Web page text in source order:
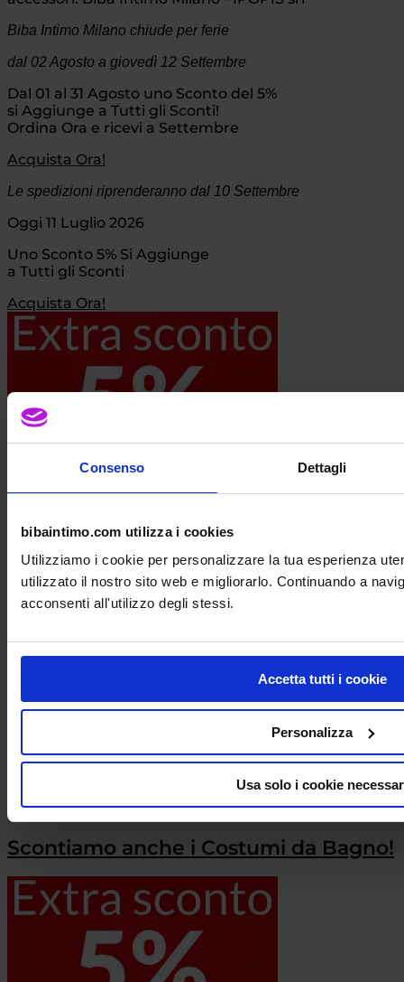
Consenso Dettagli
bibaintimo.com utilizza i cookies
Utilizziamo i cookie per personalizzare la tua esperienza
utilizzato il nostro sito web e migliorarlo. Continuando a
acconsenti all'utilizzo degli stessi.
Accetta tutti i cookie
Personalizza
Usa solo i cookie
Biba Intimo Milano chiude per ferie
dal 02 Agosto a giovedì 12 Settembre
Dal 01 al 31 Agosto uno Sconto del 5%
si Aggiunge a Tutti gli Sconti!
Ordina Ora e ricevi a Settembre
Acquista Ora!
Le spedizioni riprenderanno dal 10 Settembre
Oggi 11 Luglio 2026
Uno Sconto 5% Si Aggiunge
a Tutti gli Sconti
Acquista Ora!
Oggi 12 Giugno 2026
Aggiungiamo il 5%
Acquista Ora!
Anche su tutti i Costumi da Bagno!!
Oggi Sabato 9 Maggio
Acquista Ora!
Scontiamo anche i Costumi da Bagno!